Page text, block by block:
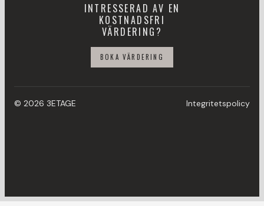
INTRESSERAD AV EN
KOSTNADSFRI
VÄRDERING?
BOKA VÄRDERING
© 2026 3ETAGE Integritetspolicy